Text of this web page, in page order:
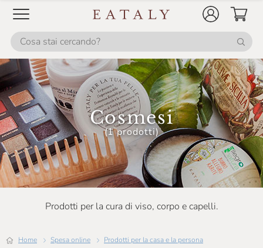
Cosmesi
(1 prodotti)
Prodotti per la cura di viso, corpo e capelli.
Home Spesa online Prodotti per la casa e la persona